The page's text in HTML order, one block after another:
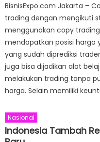
BisnisExpo.com Jakarta –
trading dengan mengikuti
menggunakan copy
mendapatkan posisi harga
yang sudah diprediksi
juga bisa dijadikan alat
melakukan trading tanpa
harga. Selain memiliki
Nasional
Indonesia Tambah